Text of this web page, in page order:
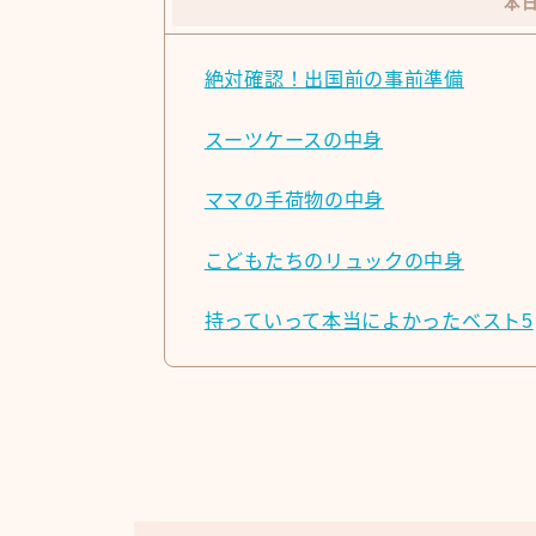
絶対確認！出国前の事前準備
スーツケースの中身
ママの手荷物の中身
こどもたちのリュックの中身
持っていって本当によかったベスト5